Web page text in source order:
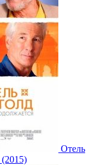
Отель